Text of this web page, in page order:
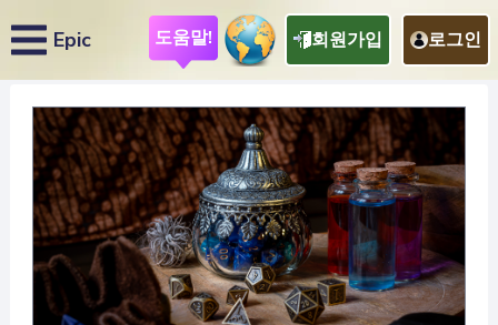
Epic 도움말! 회원가입 로그인